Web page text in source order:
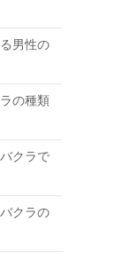
男性の
の種類
クラで
クラの